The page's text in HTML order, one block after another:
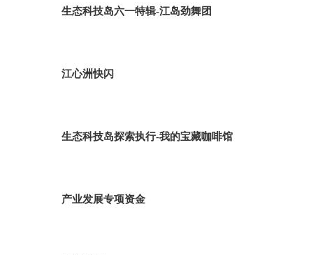
生态科技岛六一特辑-江岛劲舞团
江心洲快闪
生态科技岛探索执行-我的宝藏咖啡馆
产业发展专项资金